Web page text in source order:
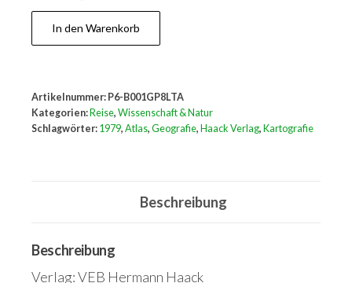
Haack
Geographischer
In den Warenkorb
Artikelnummer: P6-B001GP8LTA
Kategorien: Reise, Wissenschaft & Natur
Schlagwörter: 1979, Atlas, Geografie, Haack Verlag, Kartografie
Beschreibung
Beschreibung
Verlag: VEB Hermann Haack